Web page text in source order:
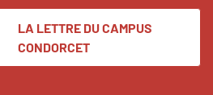
LA LETTRE DU CAMPUS
CONDORCET